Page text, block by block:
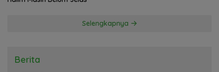
Selengkapnya
Berita